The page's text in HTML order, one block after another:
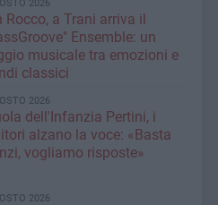
2026
Rocco, a Trani arriva il
Ensemble: un
musicale tra emozioni e
classici
2026
dell'Infanzia Pertini, i
alzano la voce: «Basta
vogliamo risposte»
2026